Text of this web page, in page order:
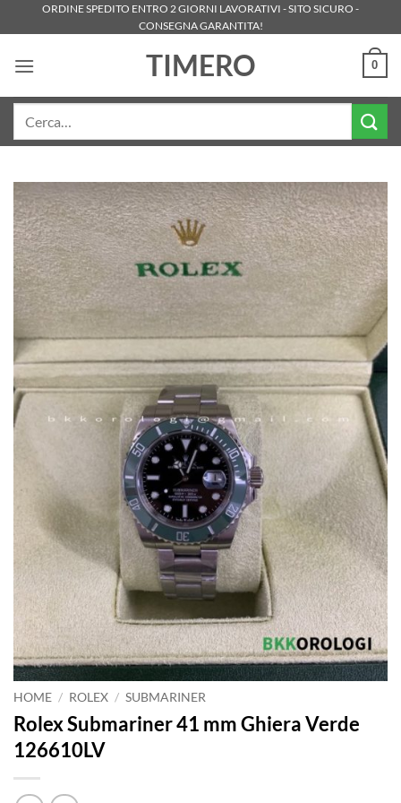
ai
ORDINE SPEDITO ENTRO 2 GIORNI LAVORATIVI - SITO SICURO -
CONSEGNA GARANTITA!
TIMERO 0
HOME / ROLEX / SUBMARINER
Rolex Submariner 41 mm Ghiera Verde
126610LV